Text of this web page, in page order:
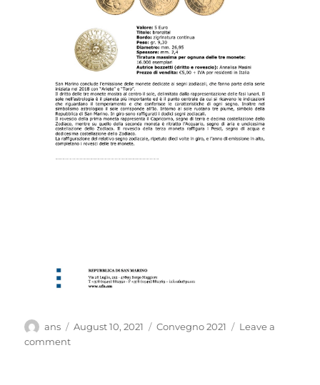
Author
ans
Posted
August 10, 2021 Categories
Convegno 2021
Leave a
commenton